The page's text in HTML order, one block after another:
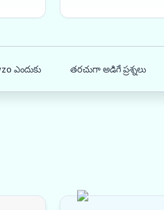
ఎందుకు తరచుగా అడిగే ప్రశ్నలు